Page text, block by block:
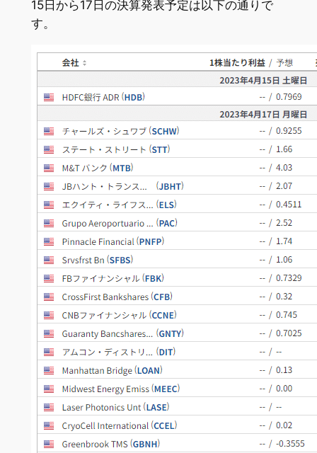
15日から17日の決算発表予定は以下の通りで
す。